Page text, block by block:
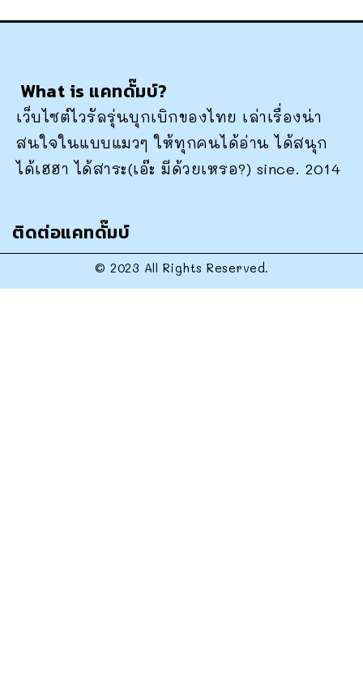
What is แคทดั๊มบ์?
เว็บไซต์ไวรัลรุ่นบุกเบิกของไทย เล่าเรื่องน่า
สนใจในแบบแมวๆ ให้ทุกคนได้อ่าน ได้สนุก
ได้เฮฮา ได้สาระ(เอ๊ะ มีด้วยเหรอ?) since. 2014
ติดต่อแคทดั๊มบ์
© 2023 All Rights Reserved.